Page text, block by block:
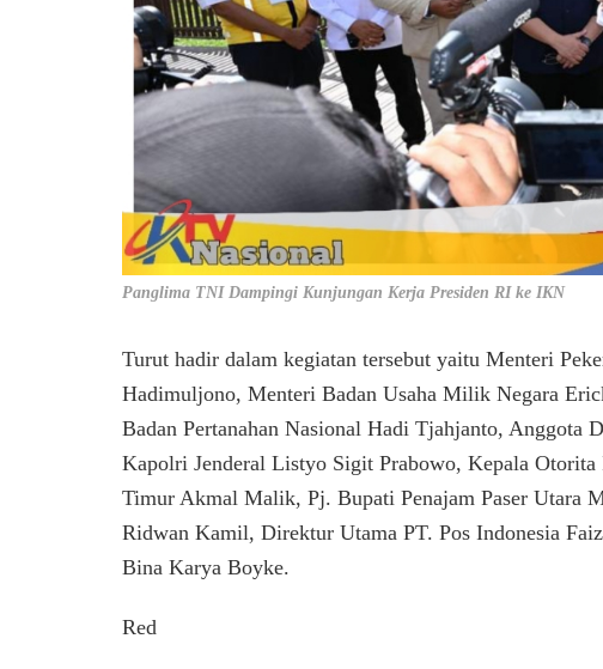
Panglima TNI Dampingi Kunjungan Kerja Presiden RI ke IKN
Turut hadir dalam kegiatan tersebut yaitu Menteri
Hadimuljono, Menteri Badan Usaha Milik Negara
Badan Pertanahan Nasional Hadi Tjahjanto, Anggota
Kapolri Jenderal Listyo Sigit Prabowo, Kepala
Timur Akmal Malik, Pj. Bupati Penajam Paser Utara
Ridwan Kamil, Direktur Utama PT. Pos Indonesia
Bina Karya Boyke.
Red